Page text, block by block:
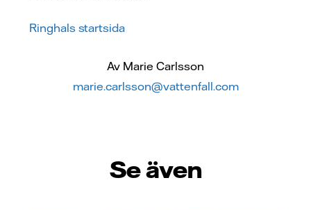
Ringhals startsida
Av Marie Carlsson
marie.carlsson@vattenfall.com
Se även